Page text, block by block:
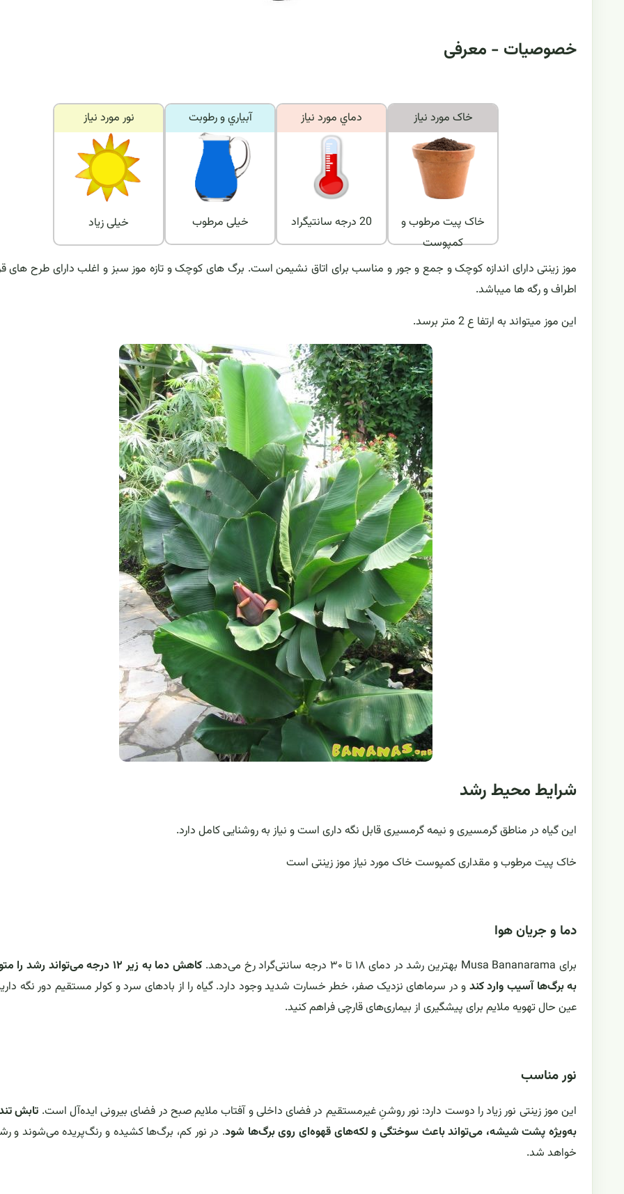
خصوصیات - معرفی
نور مورد نياز
خیلی زیاد
آبياري و رطوبت
خیلی مرطوب
دماي مورد نياز
20 درجه سانتیگراد
خاک مورد نياز
خاک پیت مرطوب و
کمپوست
موز زینتی دارای اندازه کوچک و جمع و جور و مناسب برای اتاق نشیمن است. برگ های کوچک و تازه موز سبز و اغلب دارای طرح های
اطراف و رگه ها میباشد.
این موز میتواند به ارتفا ع 2 متر برسد.
شرایط محیط رشد
این گیاه در مناطق گرمسیری و نیمه گرمسیری قابل نگه داری است و نیاز به روشنایی کامل دارد.
خاک پیت مرطوب و مقداری کمپوست خاک مورد نیاز موز زینتی است
دما و جریان هوا
برای Musa Bananarama بهترین رشد در دمای ۱۸ تا ۳۰ درجه سانتی‌گراد رخ می‌دهد.
کاهش دما به زیر ۱۲ درجه می‌تواند رشد
به برگ‌ها آسیب وارد کند و در سرماهای نزدیک صفر، خطر خسارت شدید وجود دارد. گیاه را از بادهای سرد و کولر مستقیم دور نگه
عین حال تهویه ملایم برای پیشگیری از بیماری‌های قارچی فراهم کنید.
نور مناسب
این موز زینتی نور زیاد را دوست دارد: نور روشنِ غیرمستقیم در فضای داخلی و آفتاب ملایم صبح در فضای بیرونی ایده‌آل است. تابش
به‌ویژه پشت شیشه، می‌تواند باعث سوختگی و لکه‌های قهوه‌ای روی برگ‌ها شود. در نور کم، برگ‌ها کشیده و رنگ‌پریده می‌شوند و
خواهد شد.